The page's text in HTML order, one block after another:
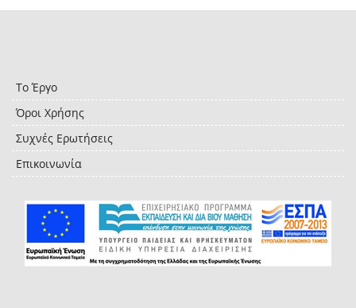
Το Έργο
Όροι Χρήσης
Συχνές Ερωτήσεις
Επικοινωνία